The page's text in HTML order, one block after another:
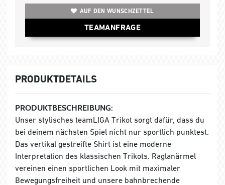
AUF DEN WUNSCHZETTEL
TEAMANFRAGE
PRODUKTDETAILS
PRODUKTBESCHREIBUNG:
Unser stylisches teamLIGA Trikot sorgt dafür, dass du
bei deinem nächsten Spiel nicht nur sportlich punktest.
Das vertikal gestreifte Shirt ist eine moderne
Interpretation des klassischen Trikots. Raglanärmel
vereinen einen sportlichen Look mit maximaler
Bewegungsfreiheit und unsere bahnbrechende